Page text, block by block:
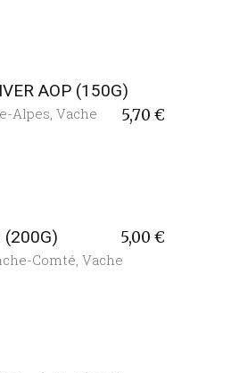
AOP (150G)
5,70 €
Alpes, Vache
(200G) 5,00 €
Comté Vache